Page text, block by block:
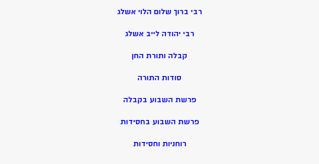
רבי ברוך שלום הלוי אשלג
רבי יהודה לייב אשלג
קבלה ותורת החן
סודות התורה
פרשת השבוע בקבלה
פרשת השבוע בחסידות
רוחניות וחסידות